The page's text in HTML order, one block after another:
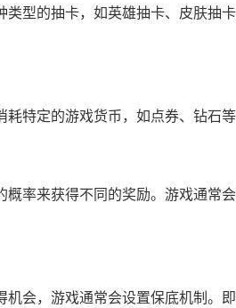
类型的抽卡，如英雄抽卡、皮肤抽
特定的游戏货币，如点券、钻石
概率来获得不同的奖励。游戏通常
会，游戏通常会设置保底机制。